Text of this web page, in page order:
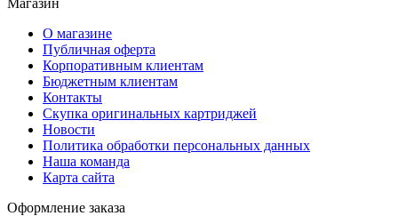
О магазине
Публичная оферта
Корпоративным клиентам
Бюджетным клиентам
Контакты
Скупка оригинальных картриджей
Новости
Политика обработки персональных данных
Наша команда
Карта сайта
Оформление заказа